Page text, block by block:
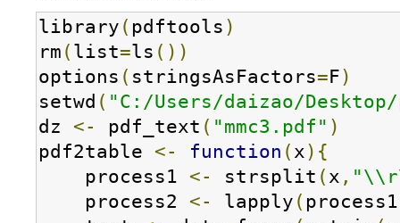
library ( pdftools )
rm ( list=ls ())
options ( stringsAsFactors=F)
setwd ( "C:/Users/daizao/
dz <- pdf_text ( "mmc3.pdf" )
pdf2table <- function ( x){
    process1
<- strsplit ( x ,
    process2
<- lapply ( process1